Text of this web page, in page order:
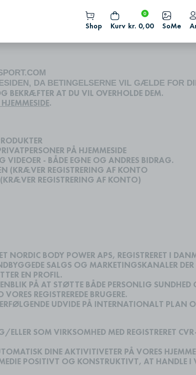
Shop Kurv kr. 0,00
0
SoMe
DA BETINGELSERNE VIL GÆLDE FOR
BEKRÆFTER AT DU VIL OVERHOLDE DEM.
.
PÅ HJEMMESIDE
VIDEOER - BÅDE EGNE OG ANDRES BIDRAG.
(KRÆVER REGISTRERING AF KONTO
REGISTRERING AF KONTO)
NORDIC BODY POWER APS, REGISTRERET I
SALGS OG MARKETINGSKANALER DER
EN PROFIL.
PÅ AT STØTTE BÅDE PERSONLIG
REGISTREREDE BRUGERE.
UDVIDE PÅ INTERNATIONALT PLAN
SOM VIRKSOMHED MED REGISTRERET
DINE AKTIVITIVETER PÅ VORES
POSITIVT OG KONSTRUKTIVT, AT HANDLE I